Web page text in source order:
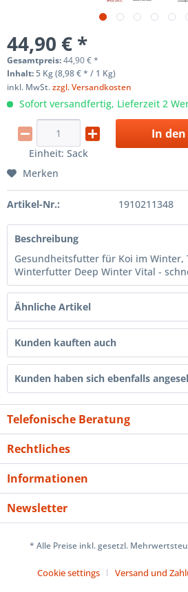
44,90 € *
Gesamtpreis:44,90€*
Inhalt:5 Kg (8,98 € * / 1 Kg)
inkl. MwSt.zzgl. Versandkosten
Sofort versandfertig, Lieferzeit 2
Einheit: Sack
In den
Merken
Artikel-Nr.: 1910211348
Beschreibung
Gesundheitsfutter für Koi im Winter,
Winterfutter Deep Winter Vital -
Ähnliche Artikel
Kunden kauften auch
Kunden haben sich ebenfalls
Telefonische Beratung
Rechtliches
Informationen
Newsletter
* Alle Preise inkl. gesetzl.
Cookie settings
Versand und